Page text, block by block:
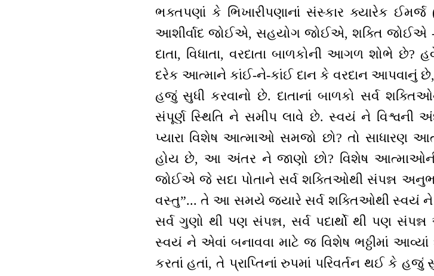
ભક્તપણાં કે ભિખારીપણાનાં સંસ્કાર ક્યારેક
આશીર્વાદ જોઈએ, સહયોગ જોઈએ, શક્તિ
દાતા, વિધાતા, વરદાતા બાળકોની આગળ શોભે છે?
દરેક આત્માને કાંઈ-ને-કાંઈ દાન કે વરદાન
હજું સુધી કરવાનો છે. દાતાનાં બાળકો સર્વ
સંપૂર્ણ સ્થિતિ ને સમીપ લાવે છે. સ્વયં ને વિશ્વની
પ્યારા વિશેષ આત્માઓ સમજો છો? તો
હોય છે, આ અંતર ને જાણો છો? વિશેષ આત્માઓની
જોઈએ જે સદા પોતાને સર્વ શક્તિઓથી સંપન્ન
વસ્તુ”... તે આ સમયે જ્યારે સર્વ શક્તિઓથી સ્વયં ને
સર્વ ગુણો થી પણ સંપન્ન, સર્વ પદાર્થો થી પણ
સ્વયં ને એવાં બનાવવા માટે જ વિશેષ ભઠ્ઠીમાં
કરતાં હતાં, તે પ્રાપ્તિનાં રુપમાં પરિવર્તન થઈ કે